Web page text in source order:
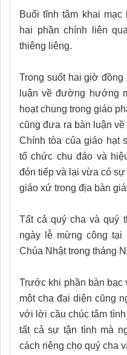
Buổi tĩnh tâm khai
hai phần chính liên
thiêng liêng.
Trong suốt hai giờ đồng
luận về đường hướng
hoạt chung trong giáo
cũng đưa ra bàn luận
Chính tòa của giáo hạt
tổ chức chu đáo và
đón tiếp và lại vừa có
giáo xứ trong địa bàn
Tất cả quý cha và quý
ngày lễ mừng công
Chúa Nhật trong tháng
Trước khi phần bàn bạc
một cha đại diện cũng
với lời cầu chúc tâm
tất cả sự tận tình mà
cách riêng cho quý cha